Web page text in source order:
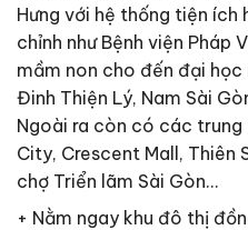
Hưng với hệ thống tiện
chỉnh như Bệnh viện Pháp
mầm non cho đến đại học
Đinh Thiện Lý, Nam Sài
Ngoài ra còn có các
City, Crescent Mall, Thiên
chợ Triển lãm Sài Gòn…
+ Nằm ngay khu đô thị